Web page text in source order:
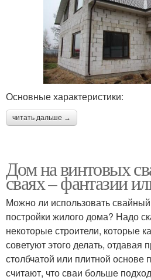
Основные характеристики:
читать дальше →
Дом на винтовых
сваях – фантазии
Можно ли использовать
постройки жилого дома? Надо
некоторые строители, которые
советуют этого делать, отдавая
столбчатой или плитной основе
считают, что сваи больше